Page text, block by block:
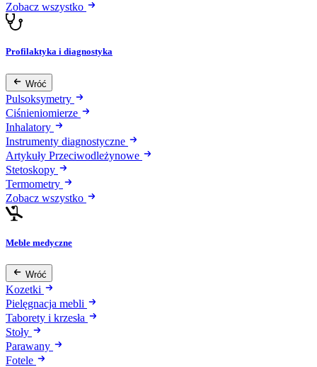
Zobacz wszystko
Profilaktyka i diagnostyka
Wróć
Pulsoksymetry
Ciśnieniomierze
Inhalatory
Instrumenty diagnostyczne
Artykuły Przeciwodleżynowe
Stetoskopy
Termometry
Zobacz wszystko
Meble medyczne
Wróć
Kozetki
Pielęgnacja mebli
Taborety i krzesła
Stoły
Parawany
Fotele